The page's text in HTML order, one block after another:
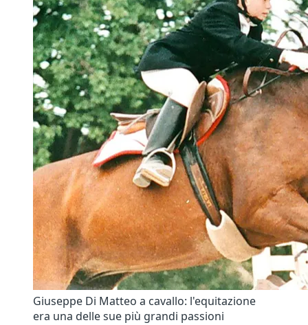
Giuseppe Di Matteo a cavallo: l'equitazione
era una delle sue più grandi passioni